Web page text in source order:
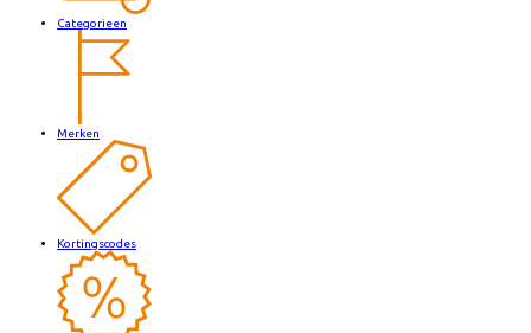
Categorieen
Merken
Kortingscodes